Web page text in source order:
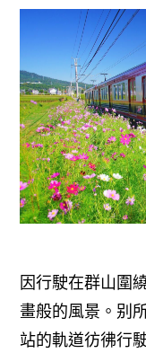
因行駛在群山圍
畫般的風景。别
站的軌道彷彿行